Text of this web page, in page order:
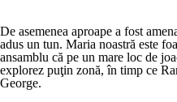
De asemenea aproape a fost
adus un tun. Maria noastră este
ansamblu că pe un mare loc de
explorez puţin zonă, în timp ce
George.